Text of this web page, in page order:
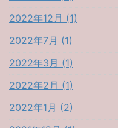
2022年12月 (1)
2022年7月 (1)
2022年3月 (1)
2022年2月 (1)
2022年1月 (2)